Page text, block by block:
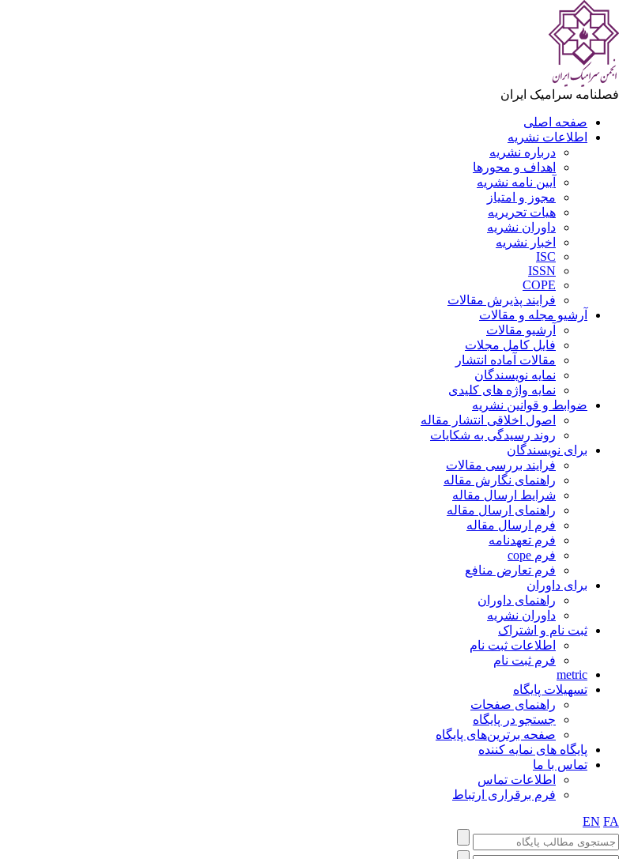
فصلنامه سرامیک ایران
صفحه اصلی
اطلاعات نشریه
درباره نشریه
اهداف و محورها
آیین نامه نشریه
مجوز و امتیاز
هیات تحریریه
داوران نشریه
اخبار نشریه
ISC
ISSN
COPE
فرایند پذیرش مقالات
آرشیو مجله و مقالات
آرشیو مقالات
فایل کامل مجلات
مقالات آماده انتشار
نمایه نویسندگان
نمایه واژه های کلیدی
ضوابط و قوانین نشریه
اصول اخلاقی انتشار مقاله
روند رسیدگی به شکایات
برای نویسندگان
فرایند بررسی مقالات
راهنمای نگارش مقاله
شرایط ارسال مقاله
راهنمای ارسال مقاله
فرم ارسال مقاله
فرم تعهدنامه
فرم cope
فرم تعارض منافع
برای داوران
راهنمای داوران
داوران نشریه
ثبت نام و اشتراک
اطلاعات ثبت نام
فرم ثبت نام
metric
تسهیلات پایگاه
راهنمای صفحات
جستجو در پایگاه
صفحه برترین‌های پایگاه
پایگاه های نمایه کننده
تماس با ما
اطلاعات تماس
فرم برقراری ارتباط
EN FA